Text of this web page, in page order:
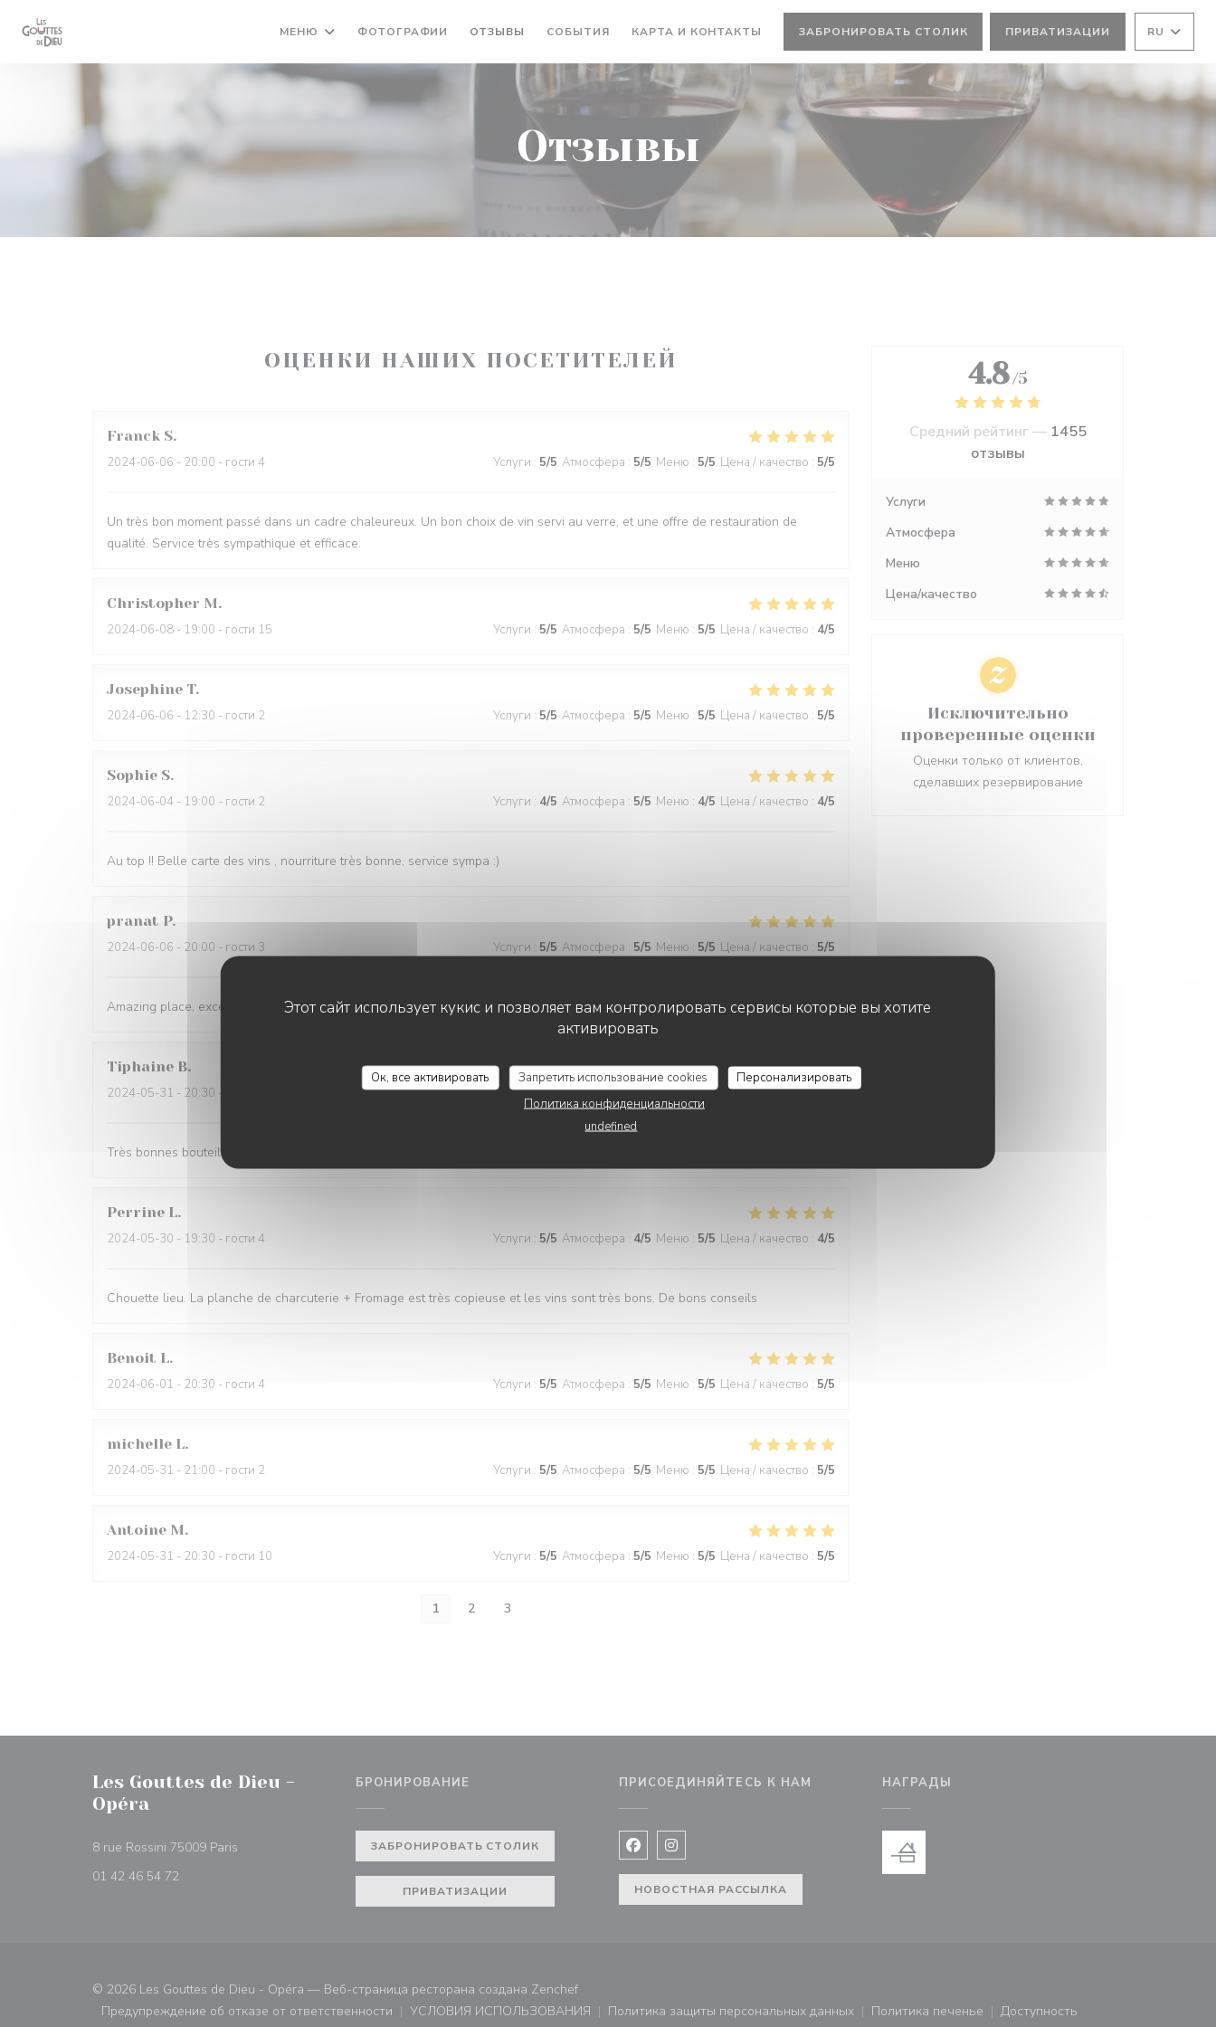
Этот сайт использует кукис и позволяет вам контролировать сервисы которые вы хотите
активировать
Ок, все активировать Запретить использование cookies
Персонализировать
Политика конфиденциальности
undefined
МЕНЮ ФОТОГРАФИИ ОТЗЫВЫ СОБЫТИЯ КАРТА И КОНТАКТЫ ЗАБРОНИРОВАТЬ СТОЛИК ПРИВАТИЗАЦИИ RU
Отзывы
ОЦЕНКИ НАШИХ ПОСЕТИТЕЛЕЙ
Franck S
2024-06-06 - 20:00 - гости 4 Услуги : 5/5 Атмосфера : 5/5 Меню : 5/5 Цена / качество : 5/5
Un très bon moment passé dans un cadre chaleureux. Un bon choix de vin servi au verre, et une offre de restauration de
qualité. Service très sympathique et efficace.
Christopher M
2024-06-08 - 19:00 - гости 15 Услуги : 5/5 Атмосфера : 5/5 Меню : 5/5 Цена / качество : 4/5
Josephine T
2024-06-06 - 12:30 - гости 2 Услуги : 5/5 Атмосфера : 5/5 Меню : 5/5 Цена / качество : 5/5
Sophie S
2024-06-04 - 19:00 - гости 2 Услуги : 4/5 Атмосфера : 5/5 Меню : 4/5 Цена / качество : 4/5
Au top !! Belle carte des vins , nourriture très bonne, service sympa :)
pranat P
2024-06-06 - 20:00 - гости 3 Услуги : 5/5 Атмосфера : 5/5 Меню : 5/5 Цена / качество : 5/5
Amazing place, excellent service and great wine and food
Tiphaine B
2024-05-31 - 20:30 - гости 2 Услуги:5/5 Атмосфера:5/5 Меню:5/5 Цена / качество:5/5
Très bonnes bouteilles, produits de super qualité, ambiance cosy et animée
Perrine L
2024-05-30 - 19:30 - гости 4 Услуги : 5/5 Атмосфера : 4/5 Меню : 5/5 Цена / качество : 4/5
Chouette lieu. La planche de charcuterie + Fromage est très copieuse et les vins sont très bons. De bons conseils
Benoit L
2024-06-01 - 20:30 - гости 4 Услуги : 5/5 Атмосфера : 5/5 Меню : 5/5 Цена / качество : 5/5
michelle L
2024-05-31 - 21:00 - гости 2 Услуги : 5/5 Атмосфера : 5/5 Меню : 5/5 Цена / качество : 5/5
Antoine M
2024-05-31 - 20:30 - гости 10 Услуги : 5/5 Атмосфера : 5/5 Меню : 5/5 Цена / качество : 5/5
1 2 3
4.8 /5
Средний рейтинг — 1455
отзывы
Услуги
Атмосфера
Меню
Цена/качество
Исключительно
проверенные оценки
Оценки только от клиентов,
сделавших резервирование
Les Gouttes de Dieu -
Opéra
8 rue Rossini 75009 Paris ((открывается в новом окне))
01 42 46 54 72
БРОНИРОВАНИЕ
ЗАБРОНИРОВАТЬ СТОЛИК
ПРИВАТИЗАЦИИ
ПРИСОЕДИНЯЙТЕСЬ К НАМ
Facebook ((открывается в новом окне))
Instagram ((открывается в новом окне))
НОВОСТНАЯ РАССЫЛКА
НАГРАДЫ
© 2026 Les Gouttes de Dieu - Opéra — Веб-страница ресторана создана Zenchef((открывается в новом окне))
Предупреждение об отказе от ответственности
((открывается в новом окне))
УСЛОВИЯ ИСПОЛЬЗОВАНИЯ
((открывается в новом окне))
Политика защиты персональных данных
((открывается в новом окне))
Политика печенье
((открывается в новом окне))
Доступность
((открывается в новом окне))